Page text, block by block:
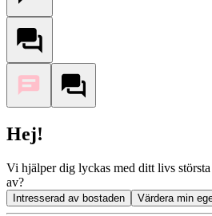
Hej!
Vi hjälper dig lyckas med ditt livs
av?
Intresserad av bostaden Värdera min